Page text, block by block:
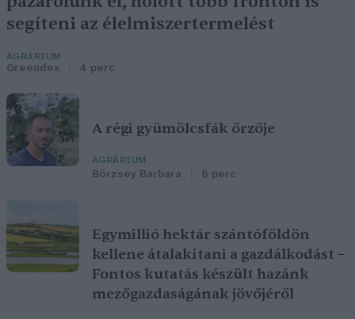
segíteni az élelmiszertermelést
AGRÁRIUM
Greendex 4 perc
A régi gyümölcsfák őrzője
AGRÁRIUM
Börzsey Barbara 6 perc
Egymillió hektár szántóföldön
kellene átalakítani a gazdálkodást –
Fontos kutatás készült hazánk
mezőgazdaságának jövőjéről